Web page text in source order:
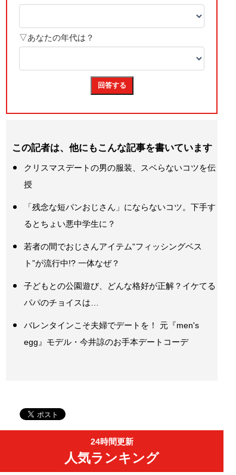
この記者は、他にもこんな記事を書いています
クリスマスデートの男の服装、スベらないコツを伝
授
「残念な短パンおじさん」にならないコツ。下手す
るとちょい悪中学生に？
若者の間でおじさんアイテム“フィッシングベス
ト”が流行中!? 一体なぜ？
子どもとの公園遊び、どんな格好が正解？イケてる
パパのチョイスは…
バレンタインこそ夫婦でデートを！ 元『men's
egg』モデル・今井諒のお手本デートコーデ
24時間更新
人気ランキング